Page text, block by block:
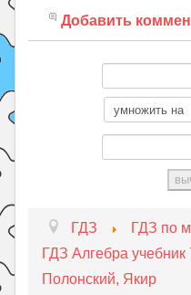
Добавить
ГДЗ
ГДЗ по
ГДЗ Алгебра учебник
Полонский, Якир